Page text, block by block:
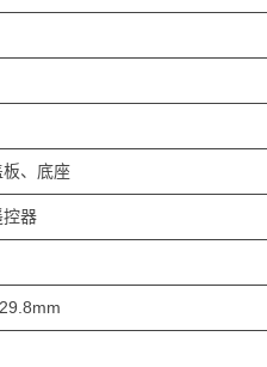
、底座
控器